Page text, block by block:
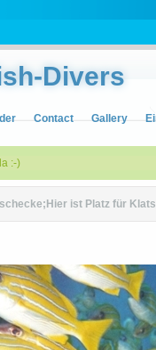
Divers
Contact Gallery
:-)
ist Platz für